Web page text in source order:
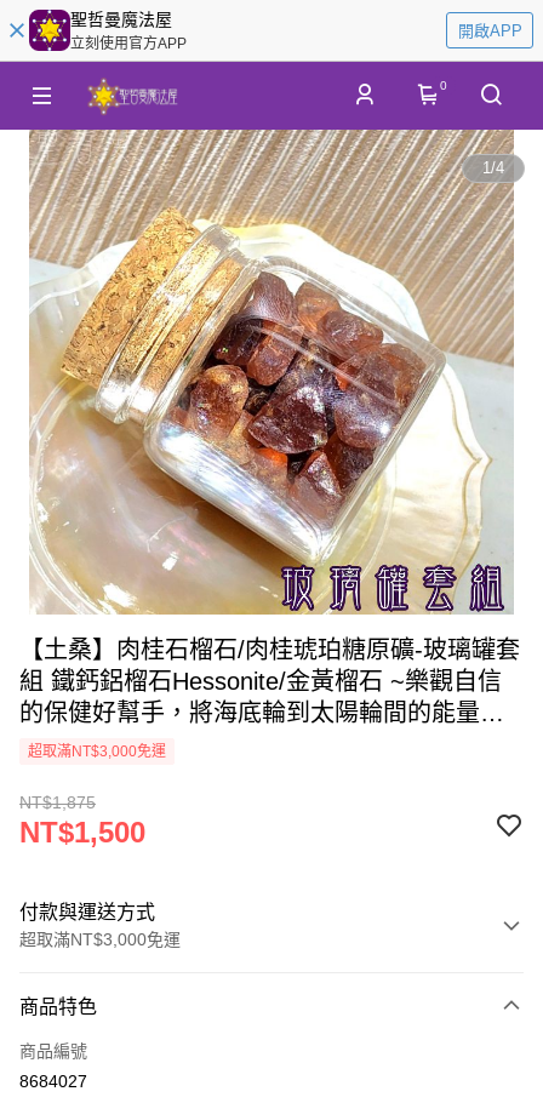
聖哲曼魔法屋
立刻使用官方APP
開啟APP
0
1/4
【土桑】肉桂石榴石/肉桂琥珀糖原礦-玻璃罐套
組 鐵鈣鋁榴石Hessonite/金黃榴石 ~樂觀自信
的保健好幫手，將海底輪到太陽輪間的能量打
通
超取滿NT$3,000免運
NT$1,875
NT$1,500
付款與運送方式
超取滿NT$3,000免運
信用卡一次付款
超商取貨付款
商品特色
商品編號
8684027